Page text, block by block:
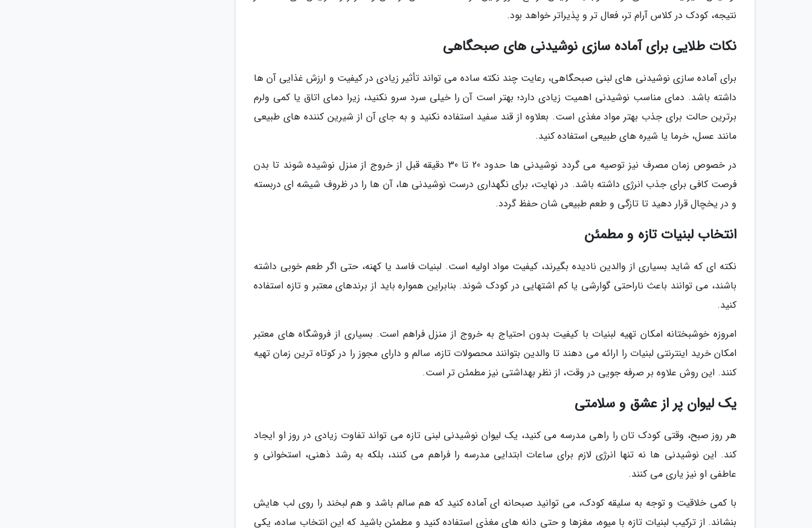
نتیجه، کودک در کلاس آرام تر، فعال تر و پذیراتر خواهد بود.
نکات طلایی برای آماده سازی نوشیدنی های صبحگاهی
برای آماده سازی نوشیدنی های لبنی صبحگاهی، رعایت چند نکته ساده می تواند تأثیر زیادی در کیفیت و ارزش غذایی آن ها
داشته باشد. دمای مناسب نوشیدنی اهمیت زیادی دارد؛ بهتر است آن را خیلی سرد سرو نکنید، زیرا دمای اتاق یا کمی ولرم
برترین حالت برای جذب بهتر مواد مغذی است. بعلاوه از قند سفید استفاده نکنید و به جای آن از شیرین کننده های طبیعی
مانند عسل، خرما یا شیره های طبیعی استفاده کنید.
در خصوص زمان مصرف نیز توصیه می گردد نوشیدنی ها حدود 20 تا 30 دقیقه قبل از خروج از منزل نوشیده شوند تا بدن
فرصت کافی برای جذب انرژی داشته باشد. در نهایت، برای نگهداری درست نوشیدنی ها، آن ها را در ظروف شیشه ای دربسته
و در یخچال قرار دهید تا تازگی و طعم طبیعی شان حفظ گردد.
انتخاب لبنیات تازه و مطمئن
نکته ای که شاید بسیاری از والدین نادیده بگیرند، کیفیت مواد اولیه است. لبنیات فاسد یا کهنه، حتی اگر طعم خوبی داشته
باشند، می توانند باعث ناراحتی گوارشی یا کم اشتهایی در کودک شوند. بنابراین همواره باید از برندهای معتبر و تازه استفاده
کنید.
امروزه خوشبختانه امکان تهیه لبنیات با کیفیت بدون احتیاج به خروج از منزل فراهم است. بسیاری از فروشگاه های معتبر
امکان خرید اینترنتی لبنیات را ارائه می دهند تا والدین بتوانند محصولات تازه، سالم و دارای مجوز را در کوتاه ترین زمان تهیه
کنند. این روش علاوه بر صرفه جویی در وقت، از نظر بهداشتی نیز مطمئن تر است.
یک لیوان پر از عشق و سلامتی
هر روز صبح، وقتی کودک تان را راهی مدرسه می کنید، یک لیوان نوشیدنی لبنی تازه می تواند تفاوت زیادی در روز او ایجاد
کند. این نوشیدنی ها نه تنها انرژی لازم برای ساعات ابتدایی مدرسه را فراهم می کنند، بلکه به رشد ذهنی، استخوانی و
عاطفی او نیز یاری می کنند.
با کمی خلاقیت و توجه به سلیقه کودک، می توانید صبحانه ای آماده کنید که هم سالم باشد و هم لبخند را روی لب هایش
بنشاند. از ترکیب لبنیات تازه با میوه، مغزها و حتی دانه های مغذی استفاده کنید و مطمئن باشید که این انتخاب ساده، یکی